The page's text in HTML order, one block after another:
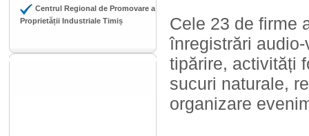
Centrul Regional de Promovare a
Proprietății Industriale Timiș
Cele 23 de firme
înregistrări
tipărire, activități
sucuri naturale,
organizare